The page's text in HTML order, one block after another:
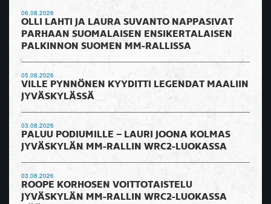
06.08.2026
OLLI LAHTI JA LAURA SUVANTO NAPPASIVAT
PARHAAN SUOMALAISEN ENSIKERTALAISEN
PALKINNON SUOMEN MM-RALLISSA
05.08.2026
VILLE PYNNÖNEN KYYDITTI LEGENDAT MAALIIN
JYVÄSKYLÄSSÄ
03.08.2026
PALUU PODIUMILLE – LAURI JOONA KOLMAS
JYVÄSKYLÄN MM-RALLIN WRC2-LUOKASSA
03.08.2026
ROOPE KORHOSEN VOITTOTAISTELU
JYVÄSKYLÄN MM-RALLIN WRC2-LUOKASSA